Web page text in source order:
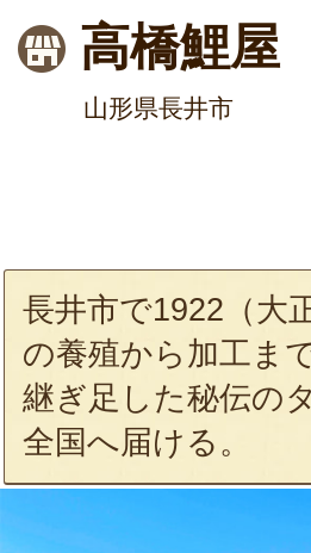
高橋鯉屋
山形県長井市
長井市で1922（大
の養殖から加工ま
継ぎ足した秘伝の
全国へ届ける。